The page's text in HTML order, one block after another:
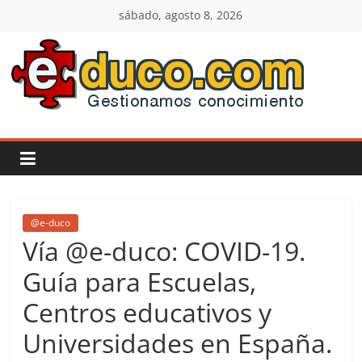
contenido
sábado, agosto 8, 2026
E-
duco:
Gestión
del
Conocimiento
Learn
more.
Do
@e-duco
Vía @e-duco: COVID-19.
Guía para Escuelas,
Centros educativos y
Universidades en España.